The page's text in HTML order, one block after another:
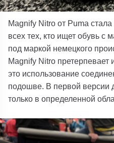
Magnify Nitro от Puma
всех тех, кто ищет обувь с
под маркой немецкого
Magnify Nitro
это использование
подошве. В первой версии
только в определенной